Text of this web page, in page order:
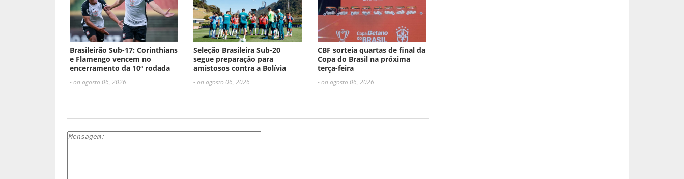
Brasileirão Sub-17: Corinthians
e Flamengo vencem no
encerramento da 10ª rodada
- on agosto 06, 2026
Seleção Brasileira Sub-20
segue preparação para
amistosos contra a Bolívia
- on agosto 06, 2026
CBF sorteia quartas de final da
Copa do Brasil na próxima
terça-feira
- on agosto 06, 2026